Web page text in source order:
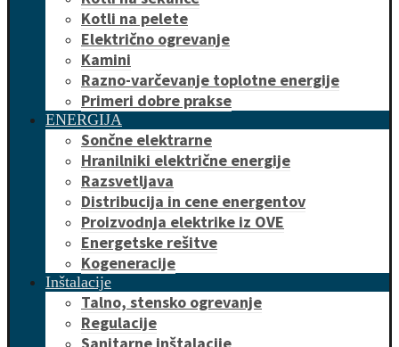
Kotli na pelete
Električno ogrevanje
Kamini
Razno-varčevanje toplotne energije
Primeri dobre prakse
ENERGIJA
Sončne elektrarne
Hranilniki električne energije
Razsvetljava
Distribucija in cene energentov
Proizvodnja elektrike iz OVE
Energetske rešitve
Kogeneracije
Inštalacije
Talno, stensko ogrevanje
Regulacije